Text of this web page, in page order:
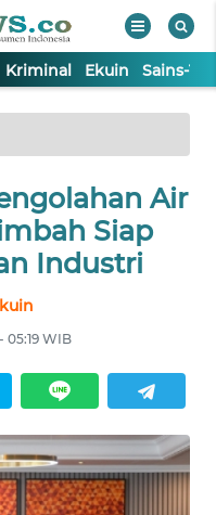
Kriminal Ekuin Sains-
Air
Siap
Industri
05:19 WIB